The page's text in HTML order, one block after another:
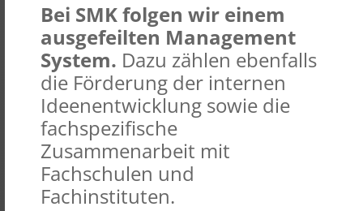
Bei SMK folgen wir einem
ausgefeilten Management
System. Dazu zählen ebenfalls
die Förderung der internen
Ideenentwicklung sowie die
fachspezifische
Zusammenarbeit mit
Fachschulen und
Fachinstituten.